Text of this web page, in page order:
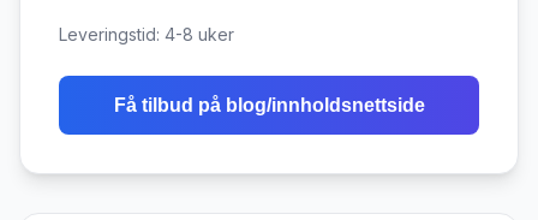
Leveringstid: 4-8 uker
Få tilbud på blog/innholdsnettside